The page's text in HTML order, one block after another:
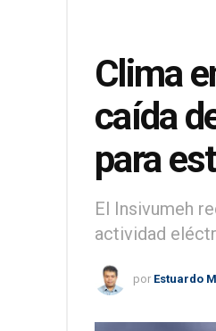
Clima
caída
para
El Insivumeh
actividad
por Estuardo